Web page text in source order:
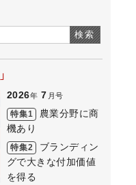
検索
2026年 7 月号
特集1
農業分野に商
機あり
特集2
ブランディン
グで大きな付加価値
を得る